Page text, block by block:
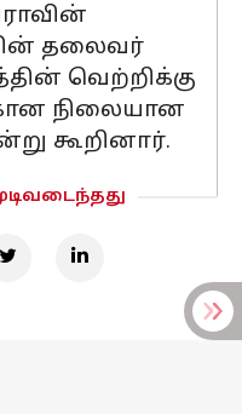
தலைவர்
வெற்றிக்கு
நிலையான
கூறினார்.